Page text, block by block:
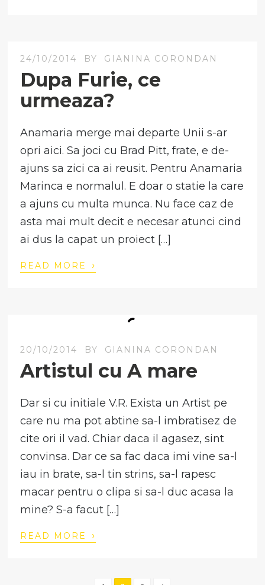
24/10/2014 BY GIANINA CORONDAN
Dupa Furie, ce
urmeaza?
Anamaria merge mai departe Unii s-ar
opri aici. Sa joci cu Brad Pitt, frate, e de-
ajuns sa zici ca ai reusit. Pentru Anamaria
Marinca e normalul. E doar o statie la care
a ajuns cu multa munca. Nu face caz de
asta mai mult decit e necesar atunci cind
ai dus la capat un proiect […]
READ MORE ›
20/10/2014 BY GIANINA CORONDAN
Artistul cu A mare
Dar si cu initiale V.R. Exista un Artist pe
care nu ma pot abtine sa-l imbratisez de
cite ori il vad. Chiar daca il agasez, sint
convinsa. Dar ce sa fac daca imi vine sa-l
iau in brate, sa-l tin strins, sa-l rapesc
macar pentru o clipa si sa-l duc acasa la
mine? S-a facut […]
READ MORE ›